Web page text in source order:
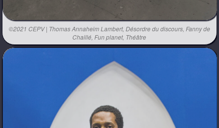
©2021 CEPV | Thomas Annaheim Lambert, Désordre du discours, Fanny de
Chaillé, Fun planet, Théâtre